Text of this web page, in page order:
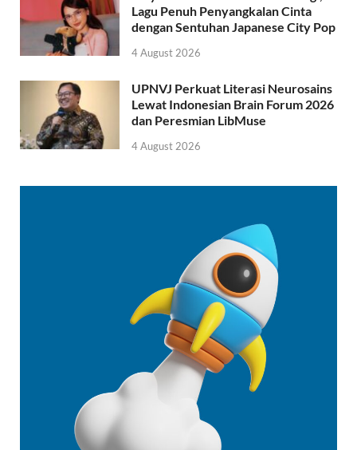
Lagu Penuh Penyangkalan Cinta
dengan Sentuhan Japanese City Pop
4 August 2026
UPNVJ Perkuat Literasi Neurosains
Lewat Indonesian Brain Forum 2026
dan Peresmian LibMuse
4 August 2026